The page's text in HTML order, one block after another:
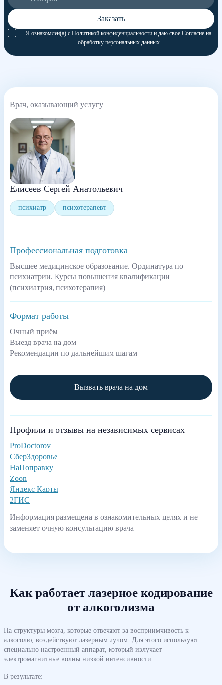
Заказать
Я ознакомлен(а) с Политикой конфиденциальности и даю свое Согласие на
обработку персональных данных
Врач, оказывающий услугу
Елисеев Сергей Анатольевич
психиатр психотерапевт
Профессиональная подготовка
Высшее медицинское образование. Ординатура по
психиатрии. Курсы повышения квалификации
(психиатрия, психотерапия)
Формат работы
Очный приём
Выезд врача на дом
Рекомендации по дальнейшим шагам
Вызвать врача на дом
Профили и отзывы на независимых сервисах
ProDoctorov
СберЗдоровье
НаПоправку
Zoon
Яндекс Карты
2ГИС
Информация размещена в ознакомительных целях и не
заменяет очную консультацию врача
Как работает лазерное кодирование
от алкоголизма
На структуры мозга, которые отвечают за восприимчивость к
алкоголю, воздействуют лазерным лучом. Для этого используют
специально настроенный аппарат, который излучает
электромагнитные волны низкой интенсивности.
В результате: